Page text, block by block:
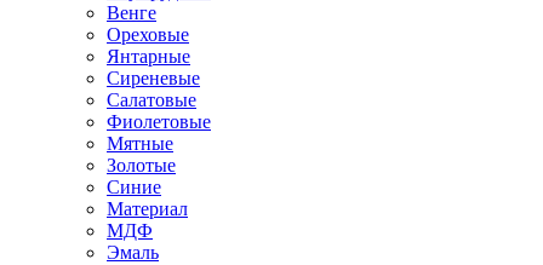
Венге
Ореховые
Янтарные
Сиреневые
Салатовые
Фиолетовые
Мятные
Золотые
Синие
Материал
МДФ
Эмаль